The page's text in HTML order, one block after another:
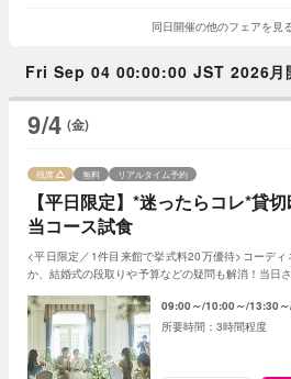
同日開催の他のフェアを見
Fri Sep 04 00:00:00 JST 2026月
9/4 (金)
【平日限定】*迷ったらコレ*貸
当コース試食
残席 無料 リアルタイム予約
<平日限定／1件目来館で挙式料20万優待>コーデ
か、結婚式の段取りや予算などの疑問も解消！当日
09:00～ 10:00～ 13:30～
3時間程度